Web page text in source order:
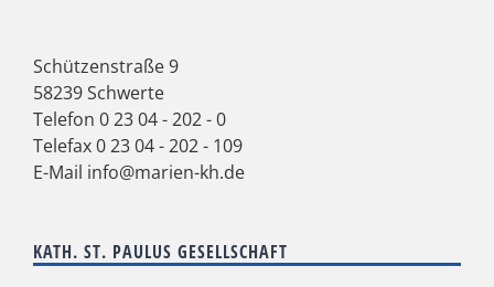
Schützenstraße 9
58239 Schwerte
Telefon 0 23 04 - 202 - 0
Telefax 0 23 04 - 202 - 109
E-Mail info@marien-kh.de
KATH. ST. PAULUS GESELLSCHAFT